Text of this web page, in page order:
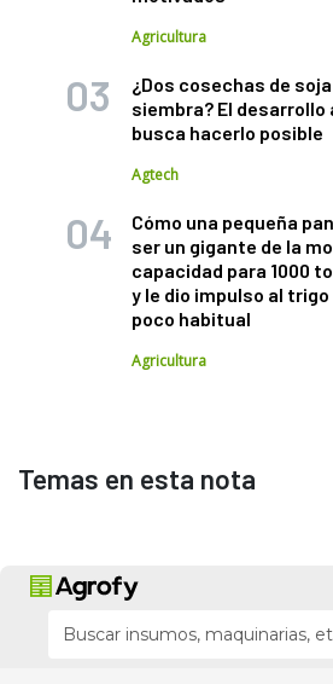
Agricultura
¿Dos cosechas de
siembra? El desarrollo
busca hacerlo posible
Agtech
Cómo una pequeña
ser un gigante de la
capacidad para 1000
y le dio impulso al trigo
poco habitual
Agricultura
Temas en esta nota